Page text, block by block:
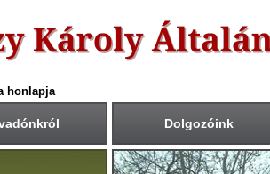
honlapja
Dolgozóink
Csengetési rend